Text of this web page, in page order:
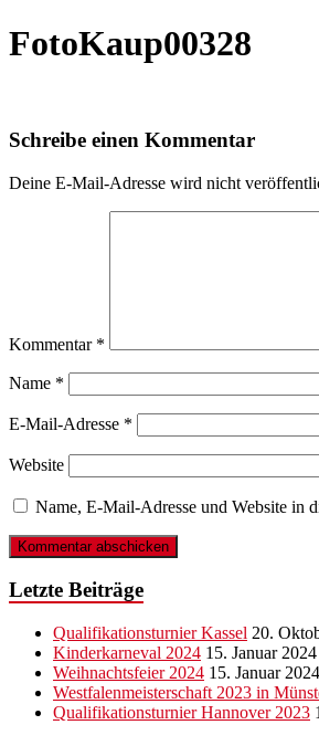
FotoKaup00328
Schreibe einen Kommentar
Deine E-Mail-Adresse wird nicht
Kommentar *
Name *
E-Mail-Adresse *
Website
Name, E-Mail-Adresse und Website in
Letzte Beiträge
Qualifikationsturnier Kassel 20.
Kinderkarneval 2024 15. Januar 2024
Weihnachtsfeier 2024 15. Januar 2024
Westfalenmeisterschaft 2023 in
Qualifikationsturnier Hannover 2023